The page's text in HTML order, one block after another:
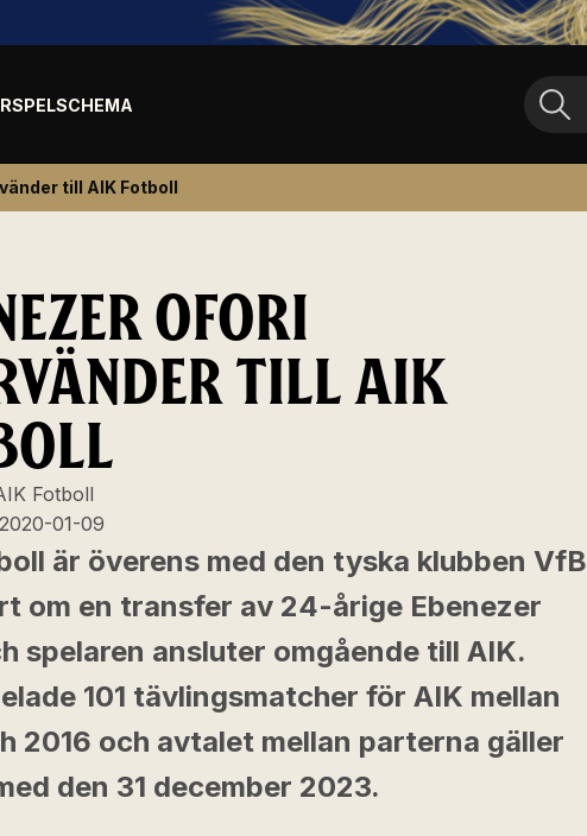
SPELSCHEMA
till AIK Fotboll
OFORI
TILL AIK
Fotboll
2020-01-09
är överens med den tyska klubben VfB
om en transfer av 24-årige Ebenezer
spelaren ansluter omgående till AIK.
101 tävlingsmatcher för AIK mellan
2016 och avtalet mellan parterna gäller
den 31 december 2023.